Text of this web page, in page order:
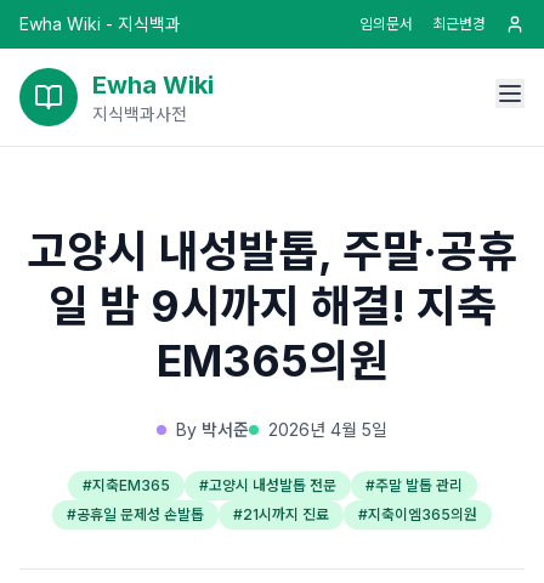
Ewha Wiki - 지식백과 임의문서 최근변경
Ewha Wiki
지식백과사전
고양시 내성발톱, 주말·공휴
일 밤 9시까지 해결! 지축
EM365의원
By 박서준 2026년 4월 5일
#지축EM365 #고양시 내성발톱 전문 #주말 발톱 관리
#공휴일 문제성 손발톱 #21시까지 진료 #지축이엠365의원